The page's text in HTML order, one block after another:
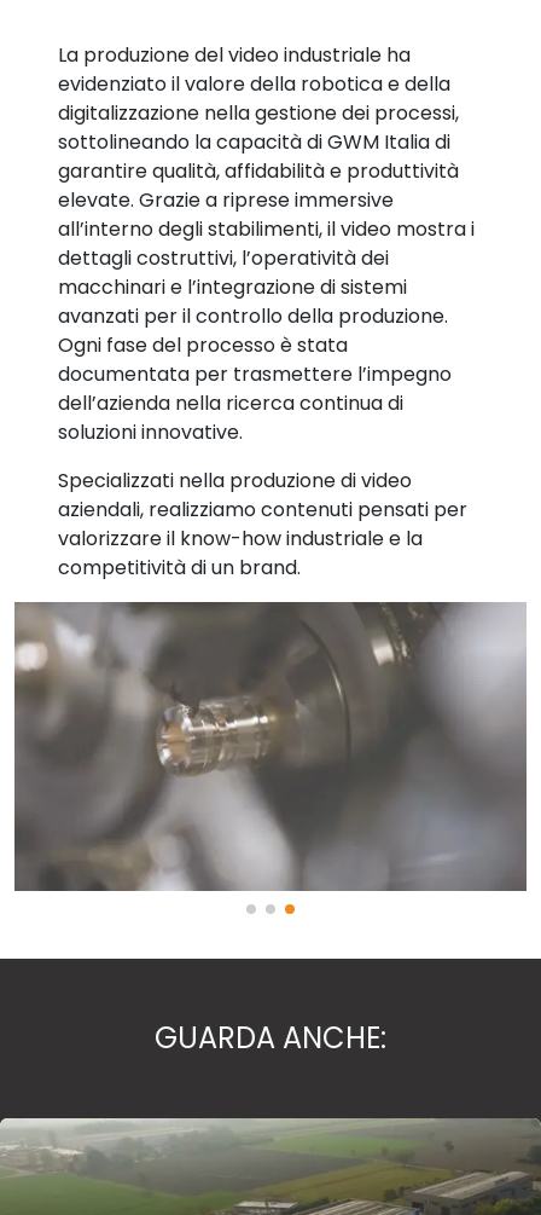
La produzione del video industriale ha
evidenziato il valore della robotica e della
digitalizzazione nella gestione dei processi,
sottolineando la capacità di GWM Italia di
garantire qualità, affidabilità e produttività
elevate. Grazie a riprese immersive
all’interno degli stabilimenti, il video mostra i
dettagli costruttivi, l’operatività dei
macchinari e l’integrazione di sistemi
avanzati per il controllo della produzione.
Ogni fase del processo è stata
documentata per trasmettere l’impegno
dell’azienda nella ricerca continua di
soluzioni innovative.
Specializzati nella produzione di video
aziendali, realizziamo contenuti pensati per
valorizzare il know-how industriale e la
competitività di un brand.
GUARDA ANCHE: